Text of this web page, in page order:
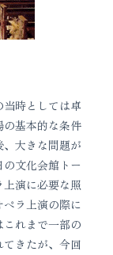
時としては卓
の基本的な条件
大きな問題が
文化会館トー
演に必要な照
ラ上演の際に
れまで一部の
きたが、今回